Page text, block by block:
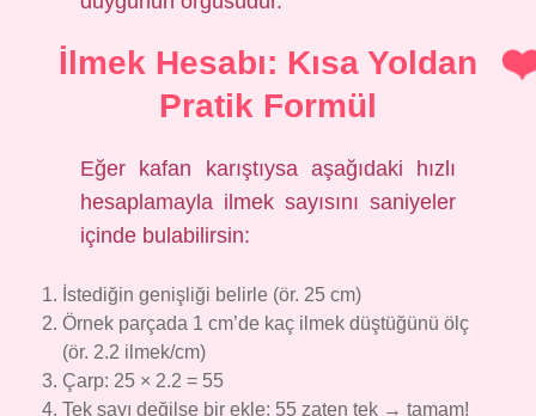
İlmek Hesabı: Kısa Yoldan
Pratik Formül
Eğer kafan karıştıysa aşağıdaki hızlı
hesaplamayla ilmek sayısını saniyeler
içinde bulabilirsin:
İstediğin genişliği belirle (ör. 25 cm)
Örnek parçada 1 cm’de kaç ilmek düştüğünü ölç
(ör. 2.2 ilmek/cm)
Çarp: 25 × 2.2 = 55
Tek sayı değilse bir ekle: 55 zaten tek → tamam!